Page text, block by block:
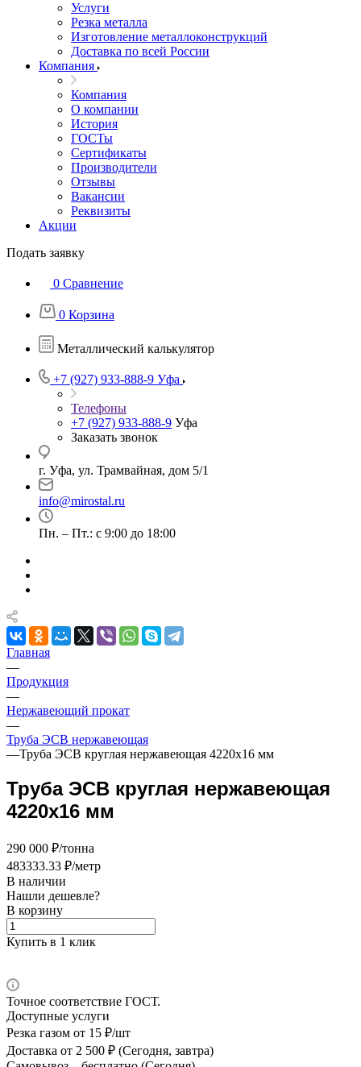
Услуги
Резка металла
Изготовление металлоконструкций
Доставка по всей России
Компания
Компания
О компании
История
ГОСТы
Сертификаты
Производители
Отзывы
Вакансии
Реквизиты
Акции
Подать заявку
0 Сравнение
0 Корзина
Металлический калькулятор
+7 (927) 933-888-9 Уфа
Телефоны
+7 (927) 933-888-9 Уфа
Заказать звонок
г. Уфа, ул. Трамвайная, дом 5/1
info@mirostal.ru
Пн. – Пт.: с 9:00 до 18:00
Главная
—
Продукция
—
Нержавеющий прокат
—
Труба ЭСВ нержавеющая
—Труба ЭСВ круглая нержавеющая 4220х16 мм
Труба ЭСВ круглая нержавеющая
4220х16 мм
290 000 ₽/тонна
483333.33 ₽/метр
В наличии
Нашли дешевле?
В корзину
Купить в 1 клик
Точное соответствие ГОСТ.
Доступные услуги
Резка газом от 15 ₽/шт
Доставка от 2 500 ₽ (Сегодня, завтра)